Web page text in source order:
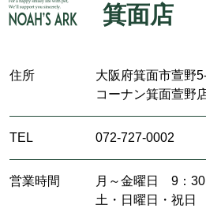
箕面店
住所
大阪府箕面市萱野
コーナン箕面萱野
TEL 072-727-0002
営業時間
月～金曜日 9：
土・日曜日・祝